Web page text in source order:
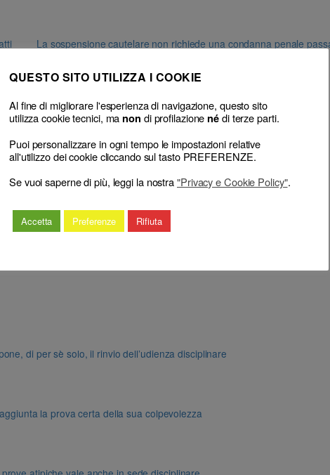
La sospensione cautelare non richiede una condanna penale
di per sè solo, il rinvio dell’udienza disciplinare
la prova certa della sua colpevolezza
QUESTO SITO UTILIZZA I COOKIE
Al fine di migliorare l'esperienza di navigazione, questo sito
utilizza cookie tecnici, ma non di profilazione nédi terze parti.
Puoi personalizzare in ogni tempo le impostazioni relative
all'utilizzo dei cookie cliccando sul tasto PREFERENZE.
Se vuoi saperne di più, leggi la nostra"Privacy e Cookie Policy".
Accetta Preferenze Rifiuta